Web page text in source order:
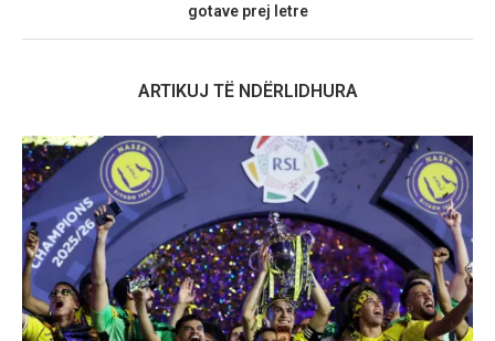
gotave prej letre
ARTIKUJ TË NDËRLIDHURA